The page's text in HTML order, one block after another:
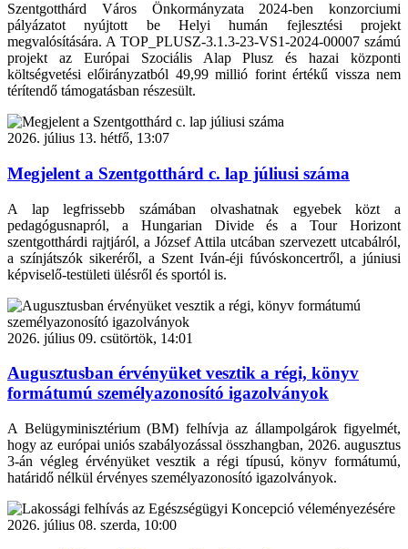
Szentgotthárd Város Önkormányzata 2024-ben konzorciumi
pályázatot nyújtott be Helyi humán fejlesztési projekt
megvalósítására. A TOP_PLUSZ-3.1.3-23-VS1-2024-00007 számú
projekt az Európai Szociális Alap Plusz és hazai központi
költségvetési előirányzatból 49,99 millió forint értékű vissza nem
térítendő támogatásban részesült.
2026. július 13. hétfő, 13:07
Megjelent a Szentgotthárd c. lap júliusi száma
A lap legfrissebb számában olvashatnak egyebek közt a
pedagógusnapról, a Hungarian Divide és a Tour Horizont
szentgotthárdi rajtjáról, a József Attila utcában szervezett utcabálról,
a színjátszók sikeréről, a Szent Iván-éji fúvóskoncertről, a júniusi
képviselő-testületi ülésről és sportól is.
2026. július 09. csütörtök, 14:01
Augusztusban érvényüket vesztik a régi, könyv
formátumú személyazonosító igazolványok
A Belügyminisztérium (BM) felhívja az állampolgárok figyelmét,
hogy az európai uniós szabályozással összhangban, 2026. augusztus
3-án végleg érvényüket vesztik a régi típusú, könyv formátumú,
határidő nélkül érvényes személyazonosító igazolványok.
2026. július 08. szerda, 10:00